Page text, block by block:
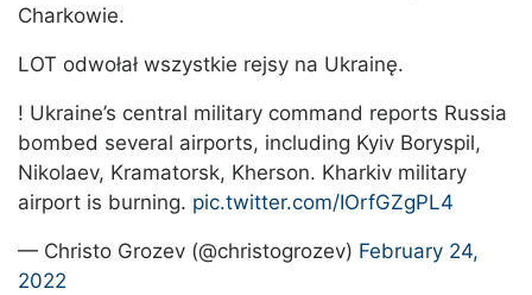
Charkowie.
LOT odwołał wszystkie rejsy na Ukrainę.
! Ukraine’s central military command reports Russia
bombed several airports, including Kyiv Boryspil,
Nikolaev, Kramatorsk, Kherson. Kharkiv military
airport is burning. pic.twitter.com/IOrfGZgPL4
— Christo Grozev (@christogrozev) February 24,
2022